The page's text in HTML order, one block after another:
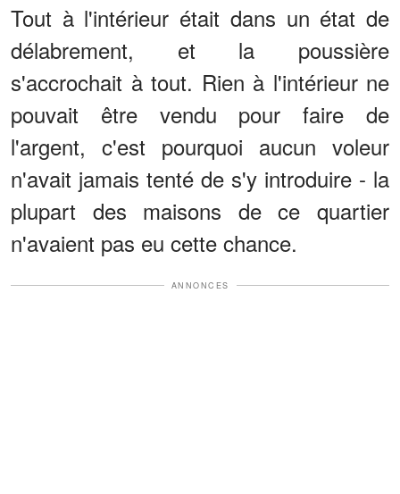
Tout à l'intérieur était dans un état de
délabrement, et la poussière
s'accrochait à tout. Rien à l'intérieur ne
pouvait être vendu pour faire de
l'argent, c'est pourquoi aucun voleur
n'avait jamais tenté de s'y introduire - la
plupart des maisons de ce quartier
n'avaient pas eu cette chance.
ANNONCES